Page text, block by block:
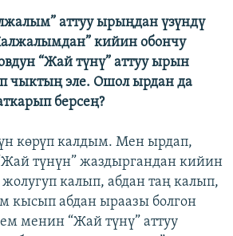
аттуу ырыңдан үзүндү
кийин обончу
“Жай түнү” аттуу ырын
чыктың эле. Ошол ырдан да
берсең?
көрүп калдым. Мен ырдап,
түнүн” жаздыргандан кийин
калып, абдан таң калып,
кысып абдан ыраазы болгон
менин “Жай түнү” аттуу